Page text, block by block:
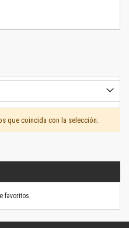
que coincida con la selección.
favoritos.